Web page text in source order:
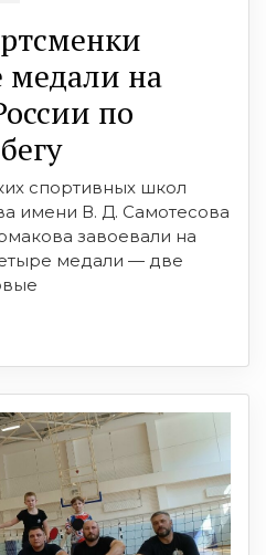
медали на
по
спортивных школ
имени В. Д. Самотесова
завоевали на
медали — две